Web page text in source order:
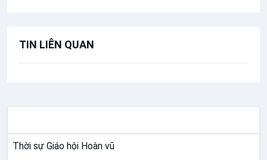
TIN LIÊN QUAN
Thời sự Giáo hội Hoàn vũ